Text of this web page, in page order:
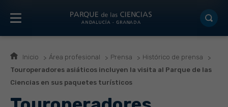
Inicio Área profesional Prensa
Histórico de prensa
Touroperadores asiáticos incluyen la visita al Parque de las
Ciencias en sus paquetes turísticos